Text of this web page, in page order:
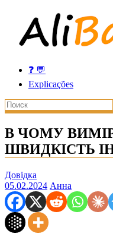
❓ 💬
Explicações
В ЧОМУ
ШВИДКІСТЬ
Довідка
05.02.2024 Анна